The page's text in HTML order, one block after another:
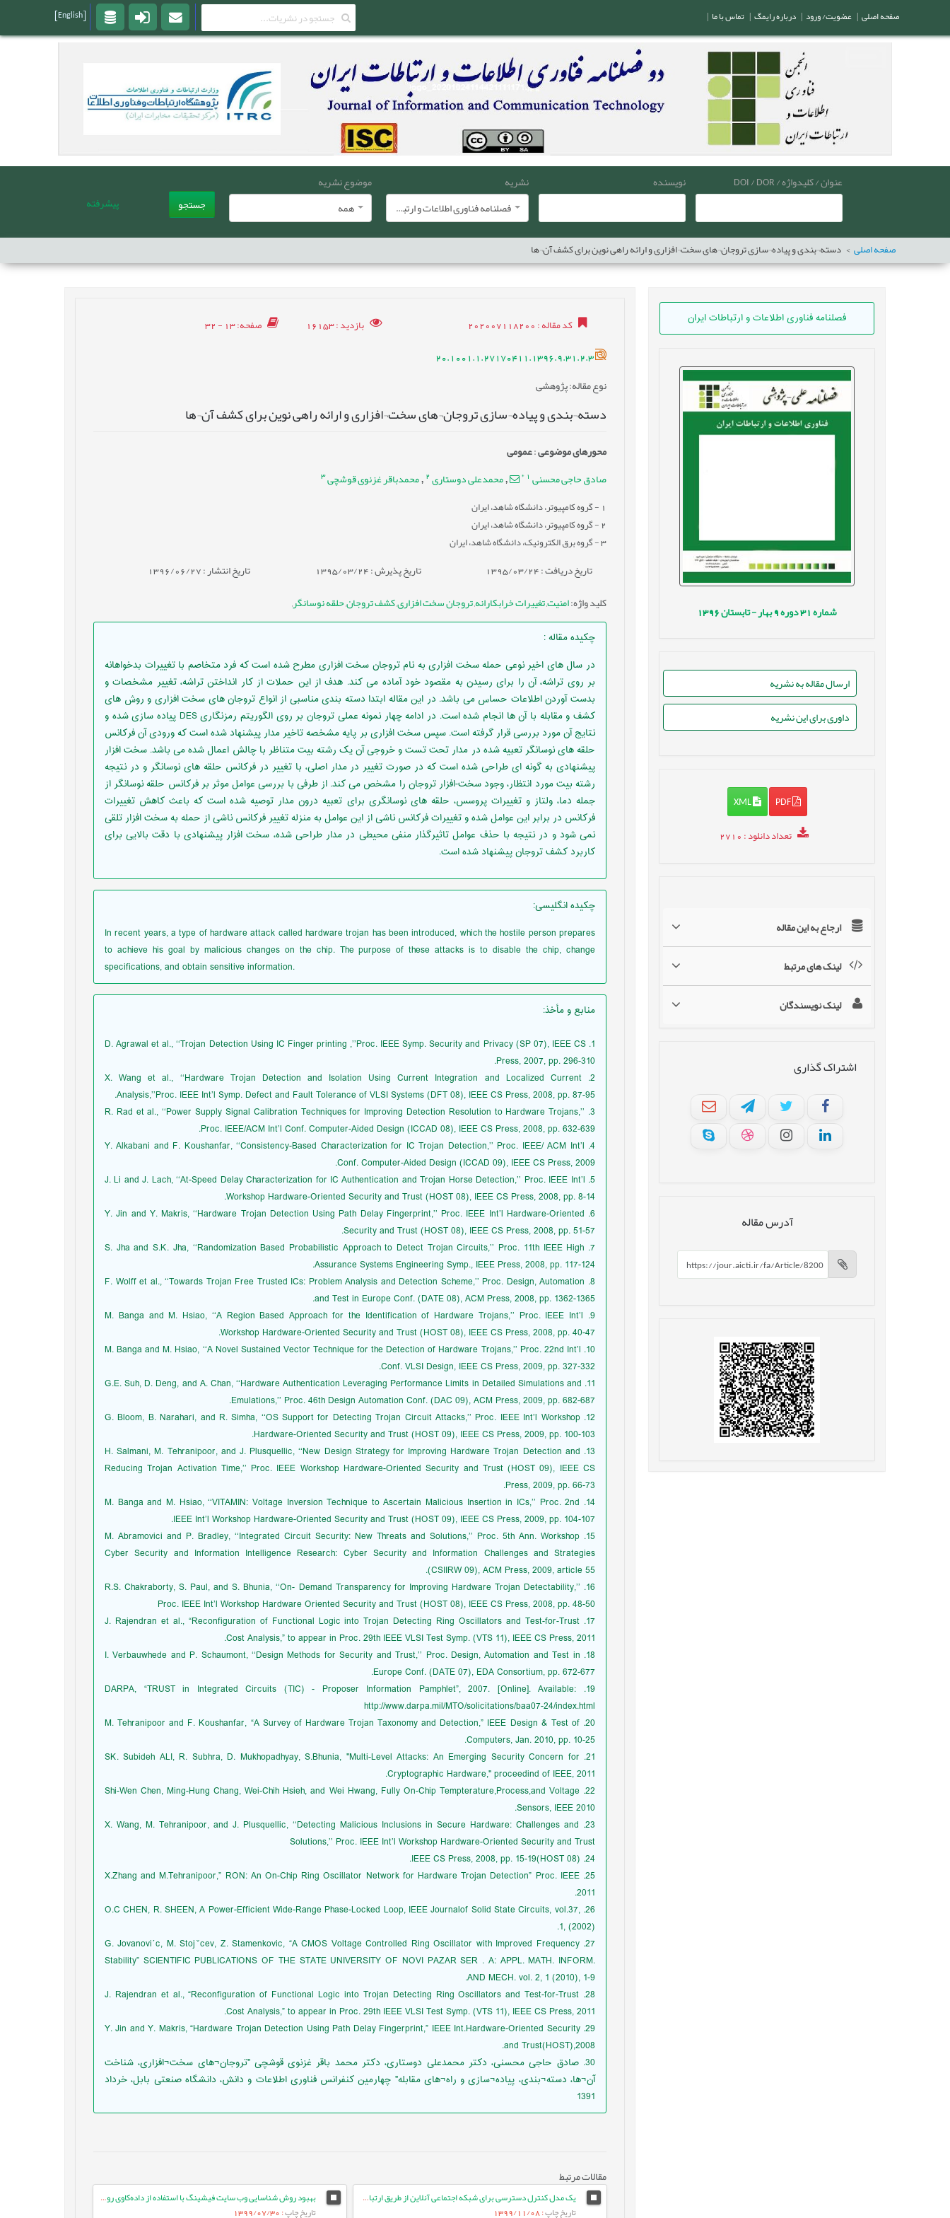
عنوان / کلیدواژه / DOI / DOR نویسنده
نشریه
فصلنامه فناوری اطلاعات و ارتباطات ایران
موضوع نشریه
همه
جستجو پیشرفته
صفحه اصلی دسته¬بندی و پیاده¬سازی تروجان¬های سخت¬افزاری و ارائه راهی نوین برای کشف آن¬ها
فصلنامه فناوری اطلاعات و ارتباطات ایران
شماره دوره بهار - تابستان1396
ارسال مقاله به نشریه
داوری برای این نشریه
PDF
XML
تعداد دانلود: 2710
ارجاع به این مقاله
لینک های مرتبط
لینک نویسندگان
اشتراک گذاری
آدرس مقاله
کد مقاله: 202007118200 بازدید: 16153 صفحه: 13 - 32
20.1001.1.27170411.1396.9.31.2.3
نوع مقاله: پژوهشی
دسته¬بندی و پیاده¬سازی تروجان¬های سخت¬افزاری و ارائه راهی نوین برای کشف آن¬ها
محورهای موضوعی:عمومى
صادق حاجی محسنی 1
*
,محمدعلی دوستاری2
,محمدباقر غزنوی قوشچی3
1 - گروه کامپیوتر، دانشگاه شاهد، ایران
2- گروه کامپیوتر، دانشگاه شاهد، ایران
3- گروه برق الکترونیک، دانشگاه شاهد، ایران
تاریخ دریافت : 1395/03/24 تاریخ پذیرش : 1395/03/24 تاریخ انتشار : 1396/06/27
کلید واژه:امنیت,تغییرات خرابکارانه,تروجان سخت افزاری,کشف تروجان,حلقه نوسانگر,
چکیده مقاله:
در سال های اخیر نوعی حمله سخت افزاری به نام تروجان سخت افزاری مطرح شده است که فرد متخاصم با تغییرات بدخواهانه
بر روی تراشه، آن را برای رسیدن به مقصود خود آماده می کند. هدف از این حملات از کار انداختن تراشه، تغییر مشخصات و
بدست آوردن اطلاعات حساس می باشد. در این مقاله ابتدا دسته بندی مناسبی از انواع تروجان های سخت افزاری و روش های
کشف و مقابله با آن ها انجام شده است. در ادامه چهار نمونه عملی تروجان بر روی الگوریتم رمزنگاری DES پیاده سازی شده و
نتایج آن مورد بررسی قرار گرفته است. سپس سخت افزاری بر پایه مشخصه تاخیر مدار پیشنهاد شده است که ورودی آن فرکانس
حلقه های نوسانگر تعبیه شده در مدار تحت تست و خروجی آن یک رشته بیت متناظر با چالش اعمال شده می باشد. سخت افزار
پیشنهادی به گونه ای طراحی شده است که در صورت تغییر در مدار اصلی، با تغییر در فرکانس حلقه های نوسانگر و در نتیجه
رشته بیت مورد انتظار، وجود سخت-افزار تروجان را مشخص می کند. از طرفی با بررسی عوامل موثر بر فرکانس حلقه نوسانگر از
جمله دما، ولتاز و تغییرات پروسس، حلقه های نوسانگری برای تعبیه درون مدار توصیه شده است که باعث کاهش تغییرات
فرکانس در برابر این عوامل شده و تغییرات فرکانس ناشی از این عوامل به منزله تغییر فرکانس ناشی از حمله به سخت افزار تلقی
نمی شود و در نتیجه با حذف عوامل تاثیرگذار منفی محیطی در مدار طراحی شده، سخت افزار پیشنهادی با دقت بالایی برای
کاربرد کشف تروجان پیشنهاد شده است.
چکیده انگلیسی:
In recent years, a type of hardware attack called hardware trojan has been introduced, which the hostile person prepares
to achieve his goal by malicious changes on the chip. The purpose of these attacks is to disable the chip, change
specifications, and obtain sensitive information.
منابع و مأخذ:
1. D. Agrawal et al., ‘‘Trojan Detection Using IC Finger printing ,’’Proc. IEEE Symp. Security and Privacy (SP 07), IEEE CS
Press, 2007, pp. 296-310.
2. X. Wang et al., ‘‘Hardware Trojan Detection and Isolation Using Current Integration and Localized Current
Analysis,’’Proc. IEEE Int’l Symp. Defect and Fault Tolerance of VLSI Systems (DFT 08), IEEE CS Press, 2008, pp. 87-95.
3. R. Rad et al., ‘‘Power Supply Signal Calibration Techniques for Improving Detection Resolution to Hardware Trojans,’’
Proc. IEEE/ACM Int’l Conf. Computer-Aided Design (ICCAD 08), IEEE CS Press, 2008, pp. 632-639.
4. Y. Alkabani and F. Koushanfar, ‘‘Consistency-Based Characterization for IC Trojan Detection,’’ Proc. IEEE/ ACM Int’l
Conf. Computer-Aided Design (ICCAD 09), IEEE CS Press, 2009.
5. J. Li and J. Lach, ‘‘At-Speed Delay Characterization for IC Authentication and Trojan Horse Detection,’’ Proc. IEEE Int’l
Workshop Hardware-Oriented Security and Trust (HOST 08), IEEE CS Press, 2008, pp. 8-14.
6. Y. Jin and Y. Makris, ‘‘Hardware Trojan Detection Using Path Delay Fingerprint,’’ Proc. IEEE Int’l Hardware-Oriented
Security and Trust (HOST 08), IEEE CS Press, 2008, pp. 51-57.
7. S. Jha and S.K. Jha, ‘‘Randomization Based Probabilistic Approach to Detect Trojan Circuits,’’ Proc. 11th IEEE High
Assurance Systems Engineering Symp., IEEE Press, 2008, pp. 117-124.
8. F. Wolff et al., ‘‘Towards Trojan Free Trusted ICs: Problem Analysis and Detection Scheme,’’ Proc. Design, Automation
and Test in Europe Conf. (DATE 08), ACM Press, 2008, pp. 1362-1365.
9. M. Banga and M. Hsiao, ‘‘A Region Based Approach for the Identification of Hardware Trojans,’’ Proc. IEEE Int’l
Workshop Hardware-Oriented Security and Trust (HOST 08), IEEE CS Press, 2008, pp. 40-47.
10. M. Banga and M. Hsiao, ‘‘A Novel Sustained Vector Technique for the Detection of Hardware Trojans,’’ Proc. 22nd Int’l
Conf. VLSI Design, IEEE CS Press, 2009, pp. 327-332.
11. G.E. Suh, D. Deng, and A. Chan, ‘‘Hardware Authentication Leveraging Performance Limits in Detailed Simulations and
Emulations,’’ Proc. 46th Design Automation Conf. (DAC 09), ACM Press, 2009, pp. 682-687.
12. G. Bloom, B. Narahari, and R. Simha, ‘‘OS Support for Detecting Trojan Circuit Attacks,’’ Proc. IEEE Int’l Workshop
Hardware-Oriented Security and Trust (HOST 09), IEEE CS Press, 2009, pp. 100-103.
13. H. Salmani, M. Tehranipoor, and J. Plusquellic, ‘‘New Design Strategy for Improving Hardware Trojan Detection and
Reducing Trojan Activation Time,’’ Proc. IEEE Workshop Hardware-Oriented Security and Trust (HOST 09), IEEE CS
Press, 2009, pp. 66-73.
14. M. Banga and M. Hsiao, ‘‘VITAMIN: Voltage Inversion Technique to Ascertain Malicious Insertion in ICs,’’ Proc. 2nd
IEEE Int’l Workshop Hardware-Oriented Security and Trust (HOST 09), IEEE CS Press, 2009, pp. 104-107.
15. M. Abramovici and P. Bradley, ‘‘Integrated Circuit Security: New Threats and Solutions,’’ Proc. 5th Ann. Workshop
Cyber Security and Information Intelligence Research: Cyber Security and Information Challenges and Strategies
(CSIIRW 09), ACM Press, 2009, article 55.
16. R.S. Chakraborty, S. Paul, and S. Bhunia, ‘‘On- Demand Transparency for Improving Hardware Trojan Detectability,’’
Proc. IEEE Int’l Workshop Hardware Oriented Security and Trust (HOST 08), IEEE CS Press, 2008, pp. 48-50
17. J. Rajendran et al., “Reconfiguration of Functional Logic into Trojan Detecting Ring Oscillators and Test-for-Trust
Cost Analysis,” to appear in Proc. 29th IEEE VLSI Test Symp. (VTS 11), IEEE CS Press, 2011.
18. I. Verbauwhede and P. Schaumont, ‘‘Design Methods for Security and Trust,’’ Proc. Design, Automation and Test in
Europe Conf. (DATE 07), EDA Consortium, pp. 672-677.
19. DARPA, “TRUST in Integrated Circuits (TIC) - Proposer Information Pamphlet”, 2007. [Online]. Available:
http://www.darpa.mil/MTO/solicitations/baa07-24/index.html
20. M. Tehranipoor and F. Koushanfar, “A Survey of Hardware Trojan Taxonomy and Detection,” IEEE Design & Test of
Computers, Jan. 2010, pp. 10-25.
21. SK. Subideh ALI, R. Subhra, D. Mukhopadhyay, S.Bhunia, "Multi-Level Attacks: An Emerging Security Concern for
Cryptographic Hardware," proceedind of IEEE, 2011.
22. Shi-Wen Chen, Ming-Hung Chang, Wei-Chih Hsieh, and Wei Hwang, Fully On-Chip Tempterature,Process,and Voltage
Sensors, IEEE 2010.
23. X. Wang, M. Tehranipoor, and J. Plusquellic, ‘‘Detecting Malicious Inclusions in Secure Hardware: Challenges and
Solutions,’’ Proc. IEEE Int’l Workshop Hardware-Oriented Security and Trust
24. (HOST 08)IEEE CS Press, 2008, pp. 15-19.
25. X.Zhang and M.Tehranipoor,” RON: An On-Chip Ring Oscillator Network for Hardware Trojan Detection” Proc. IEEE
2011.
26. O.C CHEN, R. SHEEN, A Power-Efficient Wide-Range Phase-Locked Loop, IEEE Journalof Solid State Circuits, vol.37,
1, (2002).
27. G. Jovanovi´c, M. Stojˇcev, Z. Stamenkovic, “A CMOS Voltage Controlled Ring Oscillator with Improved Frequency
Stability” SCIENTIFIC PUBLICATIONS OF THE STATE UNIVERSITY OF NOVI PAZAR SER . A: APPL. MATH. INFORM.
AND MECH. vol. 2, 1 (2010), 1-9.
28. J. Rajendran et al., “Reconfiguration of Functional Logic into Trojan Detecting Ring Oscillators and Test-for-Trust
Cost Analysis,” to appear in Proc. 29th IEEE VLSI Test Symp. (VTS 11), IEEE CS Press, 2011.
29. Y. Jin and Y. Makris, “Hardware Trojan Detection Using Path Delay Fingerprint,” IEEE Int.Hardware-Oriented Security
and Trust(HOST),2008.
30. صادق حاجی محسنی، دکتر محمدعلی دوستاری، دکتر محمد باقر غزنوی قوشچی "تروجان¬های سخت¬افزاری، شناخت
آن¬ها، دسته¬بندی، پیاده¬سازی و راه¬های مقابله" چهارمین کنفرانس فناوری اطلاعات و دانش، دانشگاه صنعتی بابل، خرداد
1391
مقالات مرتبط
یک مدل کنترل دسترسی برای شبکه اجتماعی آنلاین از طریق ارتباطات کاربربه‌کاربر
تاریخ چاپ: 1399/11/08
بهبود روش شناسایی وب سایت فیشینگ با استفاده از داده‌کاوی روی صفحات وب
تاریخ چاپ: 1399/07/30
صفحه اصلی | عضویت/ ورود | درباره رایمگ | تماس با ما |
[English]